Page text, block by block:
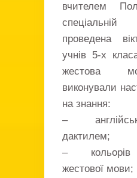
вчителем
проведена
учнів 5-х
жестова
виконували
на знання:
–
дактилем;
– кольорів
жестової мови;